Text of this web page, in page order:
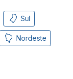
Sul
Nordeste